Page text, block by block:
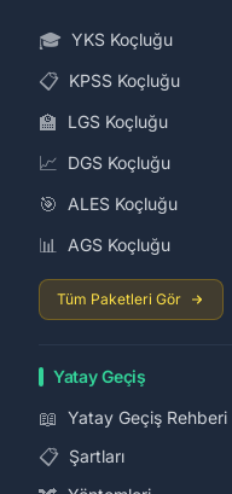
🎓 YKS Koçluğu
📋 KPSS Koçluğu
🏫 LGS Koçluğu
📈 DGS Koçluğu
🎯 ALES Koçluğu
📊 AGS Koçluğu
Tüm Paketleri Gör
Yatay Geçiş
📖 Yatay Geçiş Rehberi
📋 Şartları